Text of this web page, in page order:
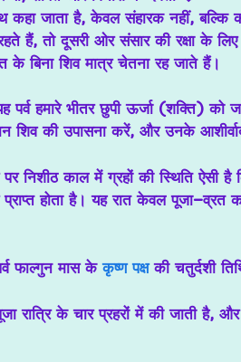
कहा जाता है, केवल संहारक नहीं, बल्कि
हैं, तो दूसरी ओर संसार की रक्षा के
के बिना शिव मात्र चेतना रह जाते हैं।
पर्वहमारे भीतर छुपी ऊर्जा (शक्ति) को
शिव की उपासना करें, और उनके
पर निशीठ काल में ग्रहों की स्थिति
होता है। यह रात केवल
फाल्गुन मास केकृष्ण पक्षकी चतुर्दशी
पूजा रात्रि के चार प्रहरों में की जाती